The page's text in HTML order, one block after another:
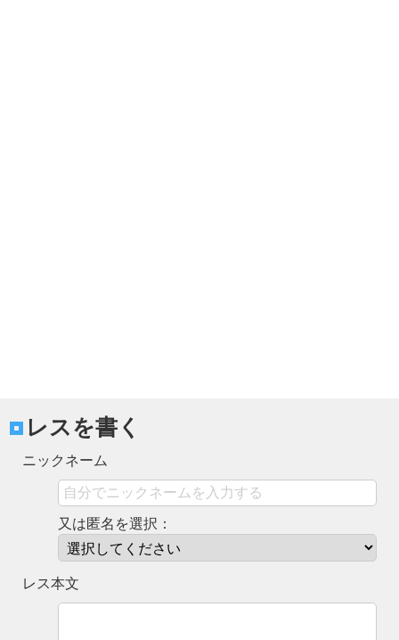
レスを書く
ニックネーム
又は匿名を選択：
レス本文